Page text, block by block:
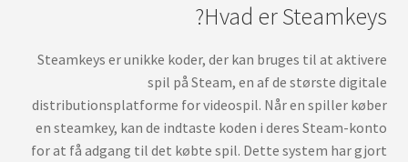
Hvad er Steamkeys?
Steamkeys er unikke koder, der kan bruges til at aktivere
spil på Steam, en af de største digitale
distributionsplatforme for videospil. Når en spiller køber
en steamkey, kan de indtaste koden i deres Steam-konto
for at få adgang til det købte spil. Dette system har gjort